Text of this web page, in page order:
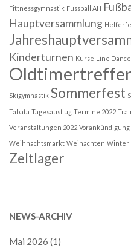
Fittnessgymnastik Fussball AH
Hauptversammlung
Kinderturnen Kurse Line Dance
Skigymnastik Sommerfest
Tabata Tagesausflug Termine 2022
Veranstaltungen 2022 Vorankündigung
Weihnachtsmarkt Weinachten Winter
Zeltlager
NEWS-ARCHIV
Mai 2026 (1)